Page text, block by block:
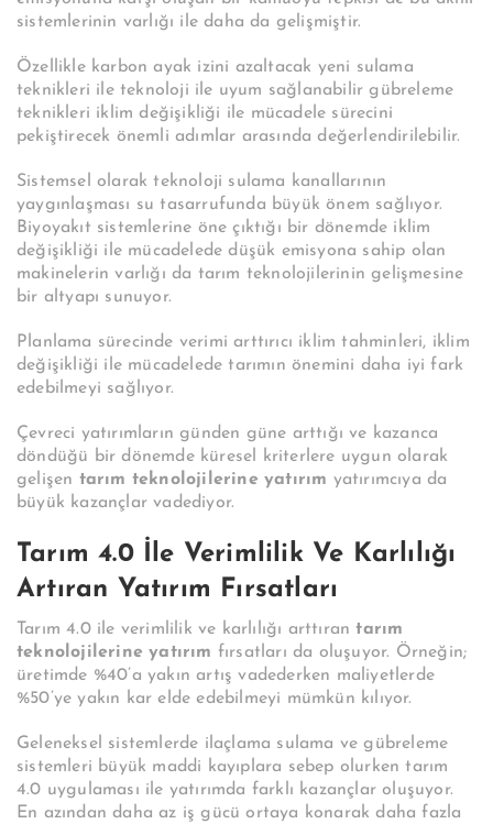
sistemlerinin varlığı ile daha da gelişmiştir.
Özellikle karbon ayak izini azaltacak yeni sulama
teknikleri ile teknoloji ile uyum sağlanabilir gübreleme
teknikleri iklim değişikliği ile mücadele sürecini
pekiştirecek önemli adımlar arasında değerlendirilebilir.
Sistemsel olarak teknoloji sulama kanallarının
yaygınlaşması su tasarrufunda büyük önem sağlıyor.
Biyoyakıt sistemlerine öne çıktığı bir dönemde iklim
değişikliği ile mücadelede düşük emisyona sahip olan
makinelerin varlığı da tarım teknolojilerinin gelişmesine
bir altyapı sunuyor.
Planlama sürecinde verimi arttırıcı iklim tahminleri, iklim
değişikliği ile mücadelede tarımın önemini daha iyi fark
edebilmeyi sağlıyor.
Çevreci yatırımların günden güne arttığı ve kazanca
döndüğü bir dönemde küresel kriterlere uygun olarak
gelişen tarım teknolojilerine yatırım yatırımcıya da
büyük kazançlar vadediyor.
Tarım 4.0 İle Verimlilik Ve Karlılığı
Artıran Yatırım Fırsatları
Tarım 4.0 ile verimlilik ve karlılığı arttırantarım
teknolojilerine yatırım fırsatları da oluşuyor. Örneğin;
üretimde %40’a yakın artış vadederken maliyetlerde
%50’ye yakın kar elde edebilmeyi mümkün kılıyor.
Geleneksel sistemlerde ilaçlama sulama ve gübreleme
sistemleri büyük maddi kayıplara sebep olurken tarım
4.0 uygulaması ile yatırımda farklı kazançlar oluşuyor.
En azından daha az iş gücü ortaya konarak daha fazla